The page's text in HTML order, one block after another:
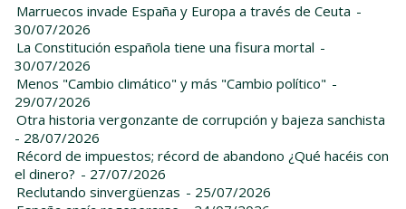
Marruecos invade España y Europa a través de Ceuta -
30/07/2026
La Constitución española tiene una fisura mortal -
30/07/2026
Menos "Cambio climático" y más "Cambio político" -
29/07/2026
Otra historia vergonzante de corrupción y bajeza sanchista
- 28/07/2026
Récord de impuestos; récord de abandono ¿Qué hacéis con
el dinero? - 27/07/2026
Reclutando sinvergüenzas - 25/07/2026